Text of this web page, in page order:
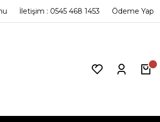
İletişim : 0545 468 1453 Ödeme Yap